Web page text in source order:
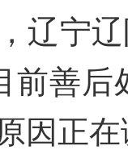
辽宁
前善
因正